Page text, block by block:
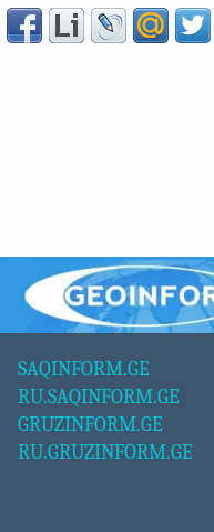
SAQINFORM.GE
RU.SAQINFORM.GE
GRUZINFORM.GE
RU.GRUZINFORM.GE